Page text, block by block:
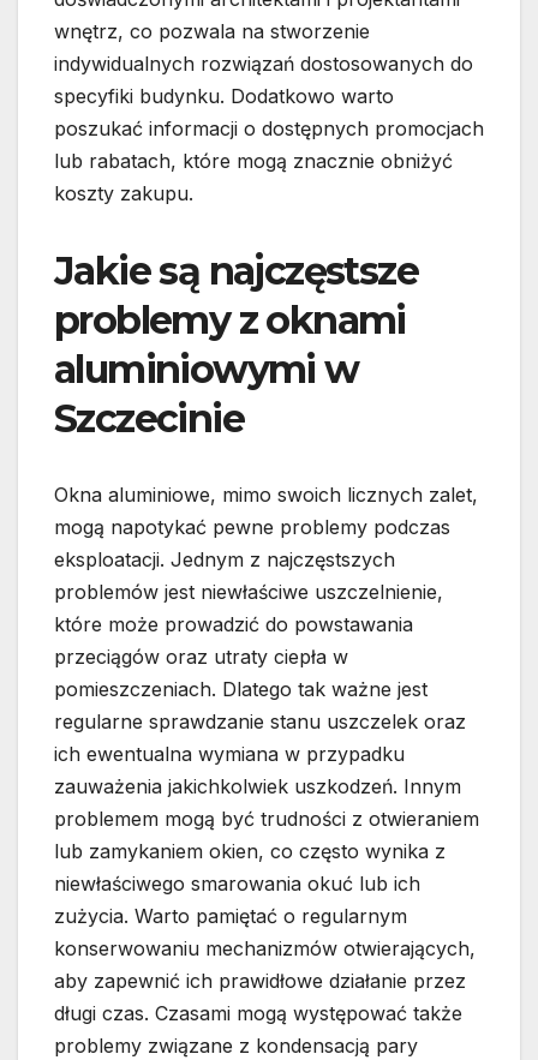
wnętrz, co pozwala na stworzenie
indywidualnych rozwiązań dostosowanych do
specyfiki budynku. Dodatkowo warto
poszukać informacji o dostępnych promocjach
lub rabatach, które mogą znacznie obniżyć
koszty zakupu.
Jakie są najczęstsze
problemy z oknami
aluminiowymi w
Szczecinie
Okna aluminiowe, mimo swoich licznych zalet,
mogą napotykać pewne problemy podczas
eksploatacji. Jednym z najczęstszych
problemów jest niewłaściwe uszczelnienie,
które może prowadzić do powstawania
przeciągów oraz utraty ciepła w
pomieszczeniach. Dlatego tak ważne jest
regularne sprawdzanie stanu uszczelek oraz
ich ewentualna wymiana w przypadku
zauważenia jakichkolwiek uszkodzeń. Innym
problemem mogą być trudności z otwieraniem
lub zamykaniem okien, co często wynika z
niewłaściwego smarowania okuć lub ich
zużycia. Warto pamiętać o regularnym
konserwowaniu mechanizmów otwierających,
aby zapewnić ich prawidłowe działanie przez
długi czas. Czasami mogą występować także
problemy związane z kondensacją pary